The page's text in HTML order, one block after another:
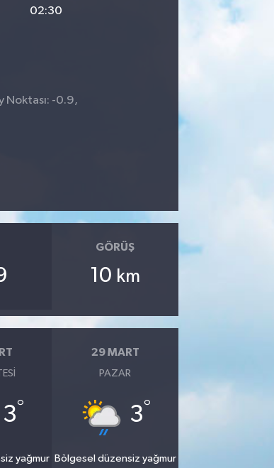
02:30
Noktası: -0.9,
GÖRÜŞ
10 km
3°
yağmur
29 MART
PAZAR
3°
Bölgesel düzensiz yağmur